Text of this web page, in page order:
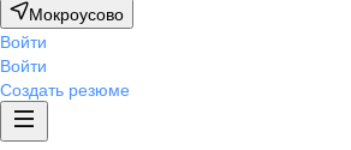
Мокроусово
Войти
Войти
Создать резюме